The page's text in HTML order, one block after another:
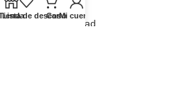
Devoluciones
Política de privacidad
Lista de deseos
CarroMi cuenta